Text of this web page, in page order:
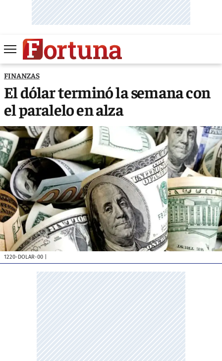
FINANZAS
El dólar terminó la semana con
el paralelo en alza
1220-DOLAR-00